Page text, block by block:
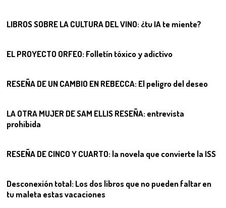
LIBROS SOBRE LA CULTURA DEL VINO: ¿tu IA te miente?07
EL PROYECTO ORFEO: Folletín tóxico y adictivo
RESEÑA DE UN CAMBIO EN REBECCA: El peligro del deseo
09
LA OTRA MUJER DE SAM ELLIS RESEÑA: entrevista
prohibida
RESEÑA DE CINCO Y CUARTO: la novela que convierte la ISS
11
Desconexión total: Los dos libros que no pueden faltar en
tu maleta estas vacaciones